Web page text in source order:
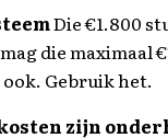
Die €1.800
die maximaal
Gebruik het.
zijn